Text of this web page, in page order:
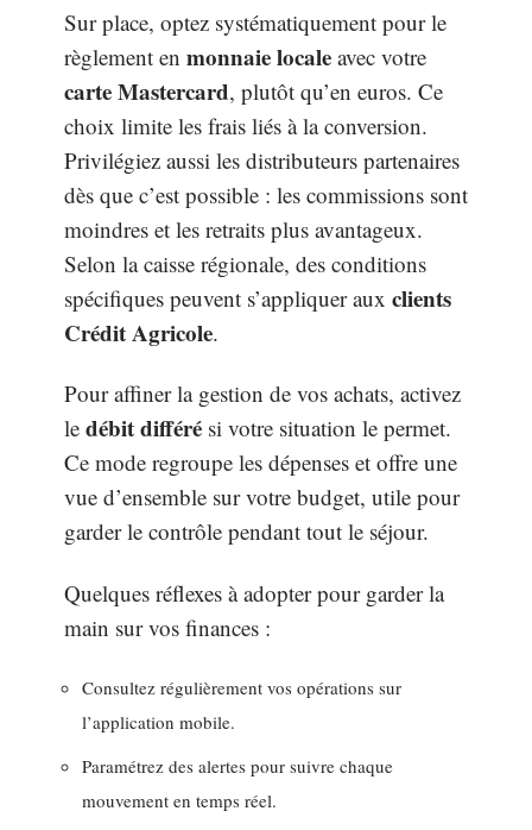
Sur place, optez systématiquement pour le
règlement en monnaie locale avec votre
carte Mastercard, plutôt qu’en euros. Ce
choix limite les frais liés à la conversion.
Privilégiez aussi les distributeurs partenaires
dès que c’est possible : les commissions sont
moindres et les retraits plus avantageux.
Selon la caisse régionale, des conditions
spécifiques peuvent s’appliquer aux clients
Crédit Agricole.
Pour affiner la gestion de vos achats, activez
le débit différé si votre situation le permet.
Ce mode regroupe les dépenses et offre une
vue d’ensemble sur votre budget, utile pour
garder le contrôle pendant tout le séjour.
Quelques réflexes à adopter pour garder la
main sur vos finances :
Consultez régulièrement vos opérations sur
l’application mobile.
Paramétrez des alertes pour suivre chaque
mouvement en temps réel.